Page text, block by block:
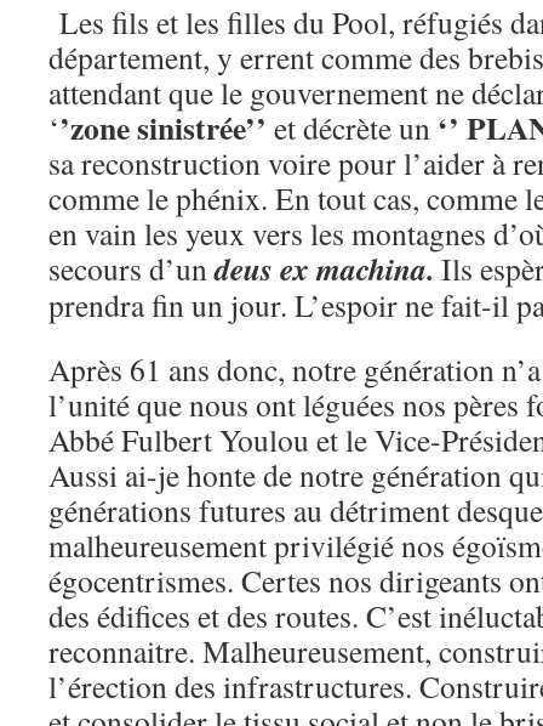
Les fils et les filles du Pool, réfugiés
département, y errent comme des
attendant que le gouvernement ne
‘’zone sinistrée’’ et décrète un ‘’
sa reconstruction voire pour l’aider à
comme le phénix. En tout cas, comme
en vain les yeux vers les montagnes
secours d’undeus ex machina. Ils
prendra fin un jour. L’espoir ne fait-il
Après 61 ans donc, notre génération
l’unité que nous ont léguées nos pères
Abbé Fulbert Youlou et le Vice-
Aussi ai-je honte de notre génération
générations futures au détriment
malheureusement privilégié nos
égocentrismes. Certes nos dirigeants
des édifices et des routes. C’est
reconnaitre. Malheureusement,
l’érection des infrastructures.